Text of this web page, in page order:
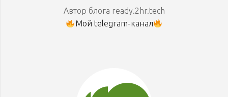
Автор блога ready.2hr.tech
Мой telegram-канал